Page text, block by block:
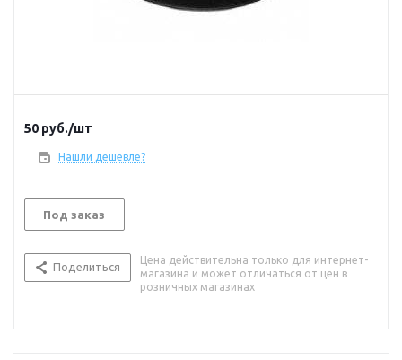
50 руб./шт
Нашли дешевле?
Под заказ
Поделиться
Цена действительна только для интернет-
магазина и может отличаться от цен в
розничных магазинах